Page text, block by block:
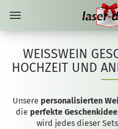
WEISSWEIN
OCHZEIT UND
Unsere personalisierten
die perfekte Geschenkidee
wird jedes dieser